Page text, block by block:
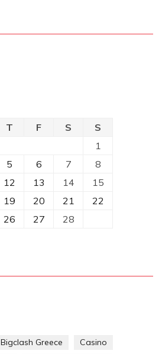
T F S
S
1
5 6 7
8
12 13 14
15
19 20 21
22
26 27 28
Bigclash Greece
Casino